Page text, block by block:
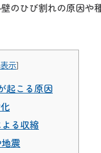
のひび割れの原因や
示]
起こる原因
る収縮
震